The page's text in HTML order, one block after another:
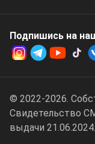
Подпишись на
© 2022-2026.
Cвидетельство
выдачи 21.06.2024.